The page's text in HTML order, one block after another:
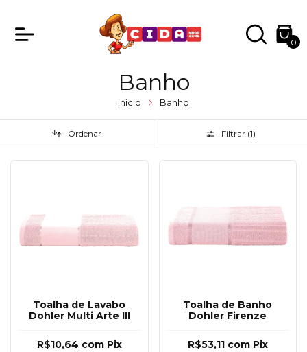
0
Banho
Início Banho
Ordenar Filtrar (1)
Toalha de Lavabo
Dohler Multi Arte III
R$10,64 com Pix
Toalha de Banho
Dohler Firenze
R$53,11 com Pix